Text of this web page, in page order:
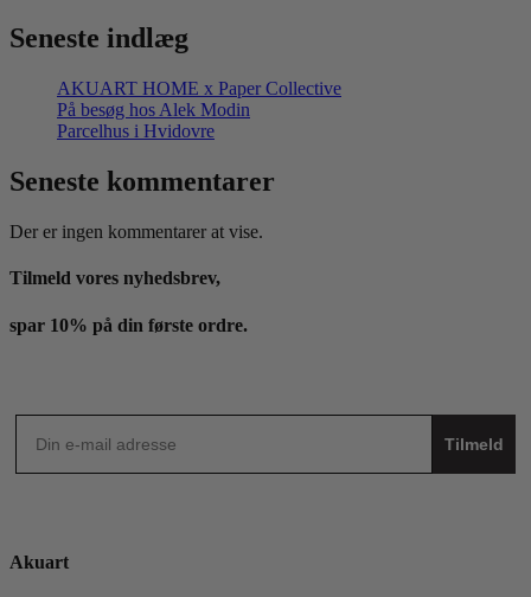
Seneste indlæg
AKUART HOME x Paper Collective
På besøg hos Alek Modin
Parcelhus i Hvidovre
Seneste kommentarer
Der er ingen kommentarer at vise.
Tilmeld vores nyhedsbrev,
spar 10% på din første ordre.
Tilmeld
Akuart